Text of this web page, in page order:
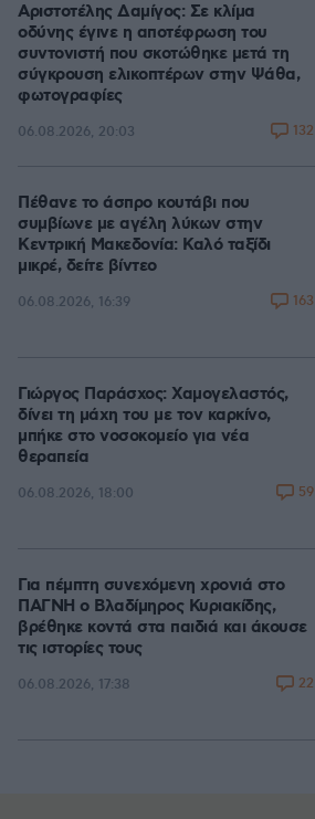
Αριστοτέλης Δαμίγος: Σε κλίμα
οδύνης έγινε η αποτέφρωση του
συντονιστή που σκοτώθηκε μετά τη
σύγκρουση ελικοπτέρων στην Ψάθα,
φωτογραφίες
06.08.2026, 20:03 132
Πέθανε το άσπρο κουτάβι που
συμβίωνε με αγέλη λύκων στην
Κεντρική Μακεδονία: Καλό ταξίδι
μικρέ, δείτε βίντεο
06.08.2026, 16:39 163
Γιώργος Παράσχος: Χαμογελαστός,
δίνει τη μάχη του με τον καρκίνο,
μπήκε στο νοσοκομείο για νέα
θεραπεία
06.08.2026, 18:00 59
Για πέμπτη συνεχόμενη χρονιά στο
ΠΑΓΝΗ ο Βλαδίμηρος Κυριακίδης,
βρέθηκε κοντά στα παιδιά και άκουσε
τις ιστορίες τους
06.08.2026, 17:38 22